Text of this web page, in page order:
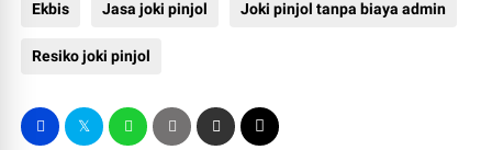
Ekbis Jasa joki pinjol Joki pinjol tanpa biaya admin
Resiko joki pinjol